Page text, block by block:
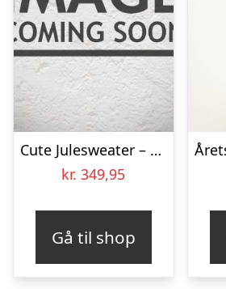
Cute Julesweater – dame / kvinder.
kr. 349,95
Gå til shop